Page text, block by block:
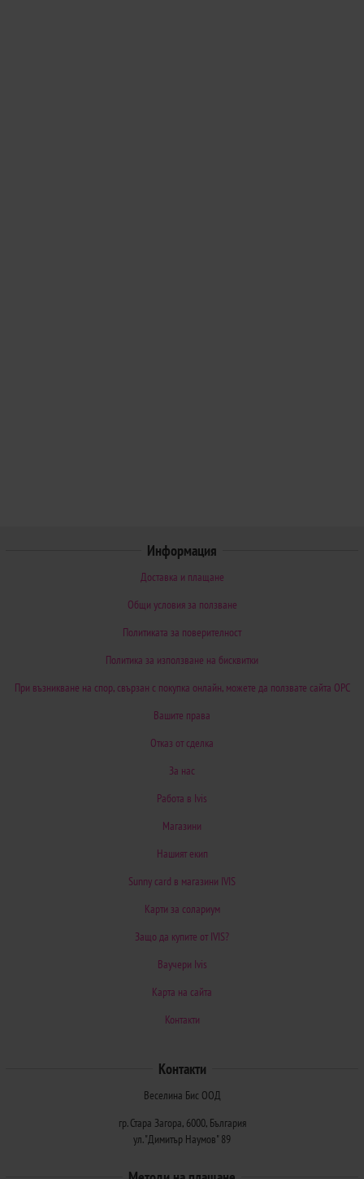
Информация
Доставка и плащане
Общи условия за ползване
Политиката за поверителност
Политика за използване на бисквитки
При възникване на спор, свързан с покупка онлайн, можете да ползвате сайта ОРС
Вашите права
Отказ от сделка
За нас
Работа в Ivis
Магазини
Нашият екип
Sunny card в магазини IVIS
Карти за солариум
Защо да купите от IVIS?
Ваучери Ivis
Карта на сайта
Контакти
Контакти
Веселина Бис ООД
гр. Стара Загора, 6000, България
ул. "Димитър Наумов" 89